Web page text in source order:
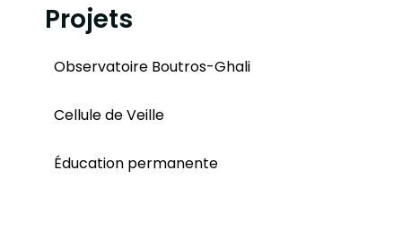
Projets
Observatoire Boutros-Ghali
Cellule de Veille
Éducation permanente